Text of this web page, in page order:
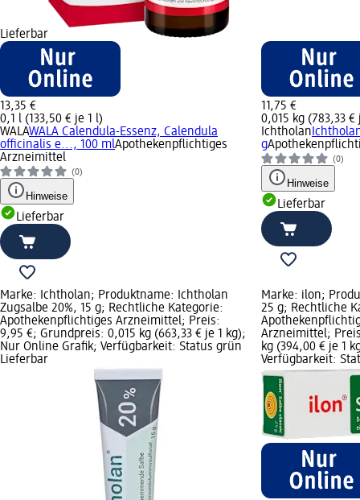
Lieferbar
13,35 €
0,1 l (133,50 € je 1 l)
WALAWALA Calendula-Essenz, Calendula
officinalis e..., 100 mlApothekenpflichtiges
Arzneimittel
(0)
Hinweise
Lieferbar
11,75 €
0,015 kg (783,33 €
Ichtholan
g
(0)
Hinweise
Lieferbar
Marke: Ichtholan; Produktname: Ichtholan
Zugsalbe 20%, 15 g; Rechtliche Kategorie:
Apothekenpflichtiges Arzneimittel; Preis:
9,95 €; Grundpreis: 0,015 kg (663,33 € je 1 kg);
Nur Online Grafik; Verfügbarkeit: Status grün
Lieferbar
Marke: ilon;
25 g; Rechtliche
Arzneimittel;
kg (394,00 € je 1
Verfügbarkeit: